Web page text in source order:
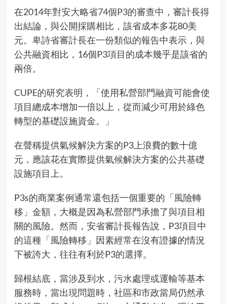
在2014年對安大略省74個P3的審查中 ，審計長得
出結論，與公開採購相比，該省成本多花80美
元。 卑詩省審計長在一份類似的報告中表示，與
公共融資相比，16個P3項目的成本幾乎是該省的
兩倍。
CUPE的研究表明，「使用私營部門融資可能會使
項目總成本增加一倍以上，從而減少可用於綠色
轉型的基礎設施資金。」
在聲稱提供氣候解決方案的P3上浪費的數十億
元，應該花在實際提供氣候解決方案的公共基礎
設施項目上。
P3s的商業案例通常還包括一個重要的「風險轉
移」金額，大概是因為私營部門承擔了與項目相
關的風險。然而，安省審計長報告說，P3項目中
的這種「風險轉移」因素經常在沒有證據的情況
下被誇大，往往有利於P3的選擇。
歸根結底，當涉及到水，污水處理或運輸等基本
服務時，當出現問題時，社區和市政當局仍然承